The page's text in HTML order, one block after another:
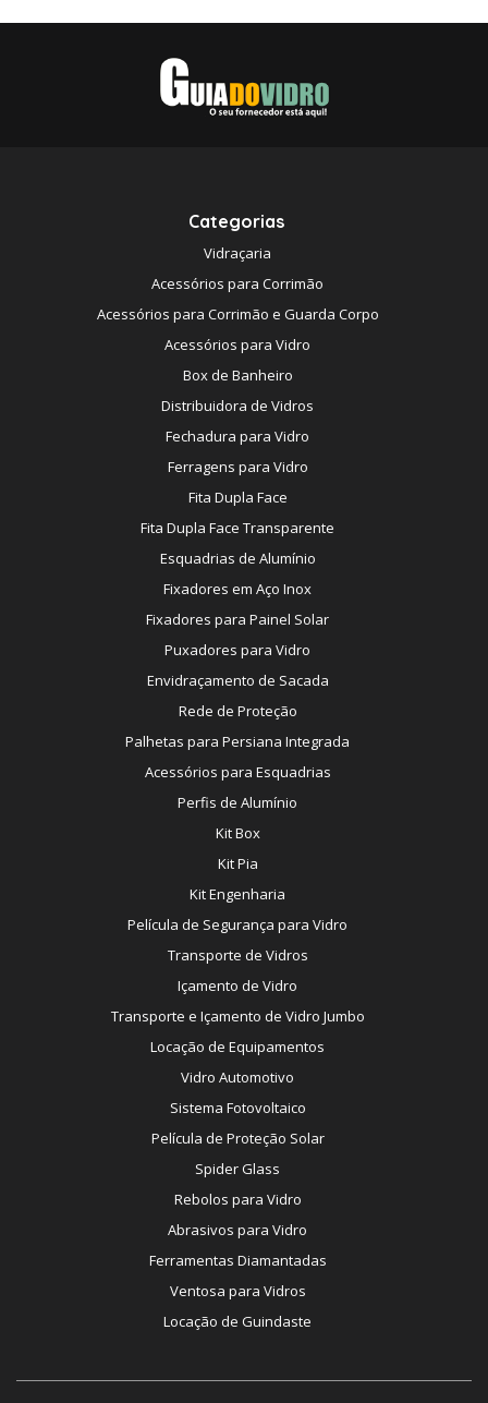
Categorias
Vidraçaria
Acessórios para Corrimão
Acessórios para Corrimão e Guarda Corpo
Acessórios para Vidro
Box de Banheiro
Distribuidora de Vidros
Fechadura para Vidro
Ferragens para Vidro
Fita Dupla Face
Fita Dupla Face Transparente
Esquadrias de Alumínio
Fixadores em Aço Inox
Fixadores para Painel Solar
Puxadores para Vidro
Envidraçamento de Sacada
Rede de Proteção
Palhetas para Persiana Integrada
Acessórios para Esquadrias
Perfis de Alumínio
Kit Box
Kit Pia
Kit Engenharia
Película de Segurança para Vidro
Transporte de Vidros
Içamento de Vidro
Transporte e Içamento de Vidro Jumbo
Locação de Equipamentos
Vidro Automotivo
Sistema Fotovoltaico
Película de Proteção Solar
Spider Glass
Rebolos para Vidro
Abrasivos para Vidro
Ferramentas Diamantadas
Ventosa para Vidros
Locação de Guindaste